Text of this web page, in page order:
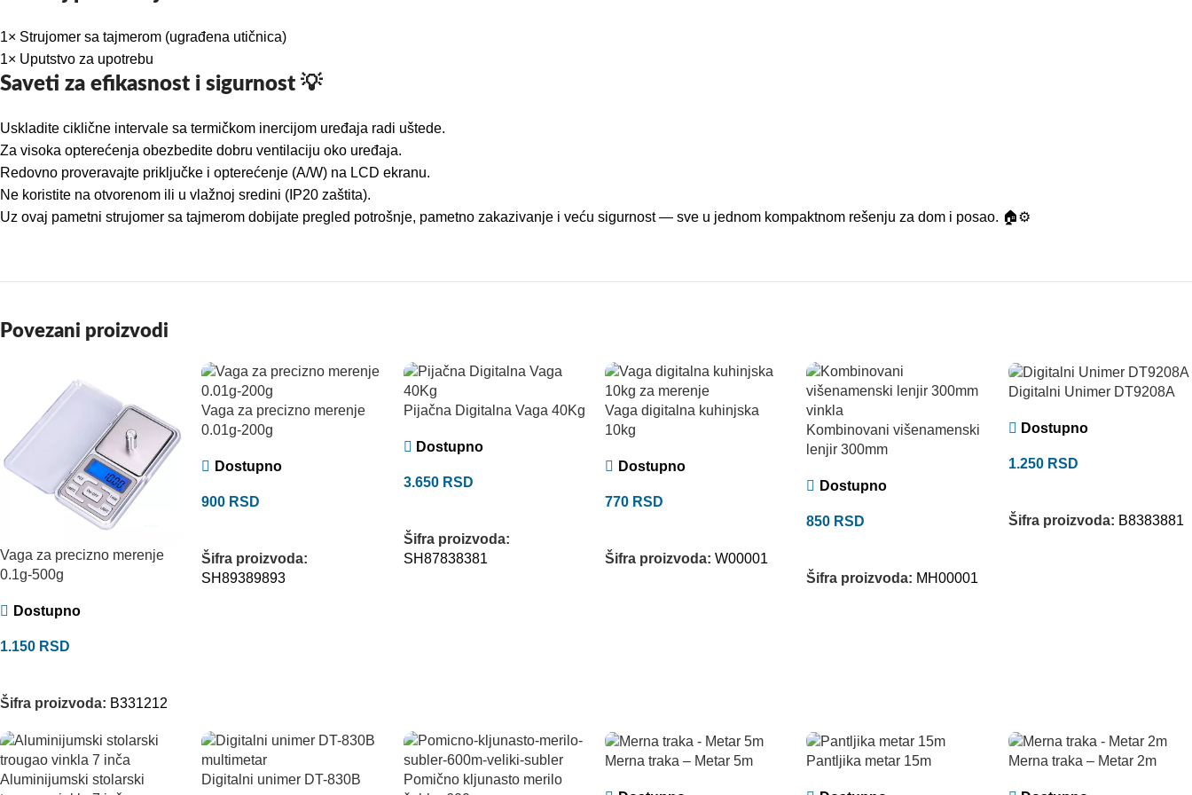
1× Strujomer sa tajmerom (ugrađena utičnica)
1× Uputstvo za upotrebu
Saveti za efikasnost i sigurnost 💡
Uskladite ciklične intervale sa termičkom inercijom uređaja radi uštede.
Za visoka opterećenja obezbedite dobru ventilaciju oko uređaja.
Redovno proveravajte priključke i opterećenje (A/W) na LCD ekranu.
Ne koristite na otvorenom ili u vlažnoj sredini (IP20 zaštita).
Uz ovaj pametni strujomer sa tajmerom dobijate pregled potrošnje, pametno zakazivanje i veću sigurnost — sve u jednom kompaktnom rešenju za dom i posao. 🏠⚙️
Povezani proizvodi
Vaga za precizno merenje
0.1g-500g
Dostupno
1.150 RSD
Šifra proizvoda: B331212
Vaga za precizno merenje
0.01g-200g
Dostupno
900 RSD
Šifra proizvoda:
SH89389893
Pijačna Digitalna Vaga 40Kg
Dostupno
3.650 RSD
Šifra proizvoda:
SH87838381
Vaga digitalna kuhinjska
10kg
Dostupno
770 RSD
Šifra proizvoda: W00001
Kombinovani višenamenski
lenjir 300mm
Dostupno
850 RSD
Šifra proizvoda: MH00001
Digitalni Unimer DT9208A
Dostupno
1.250 RSD
Šifra proizvoda: B8383881
Aluminijumski stolarski
Digitalni unimer DT-830B
Pomično kljunasto merilo
Merna traka – Metar 5m Pantljika metar 15m Merna traka – Metar 2m